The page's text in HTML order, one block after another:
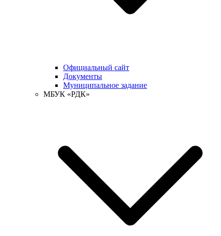
Официальный сайт
Документы
Муниципальное задание
МБУК «РДК»